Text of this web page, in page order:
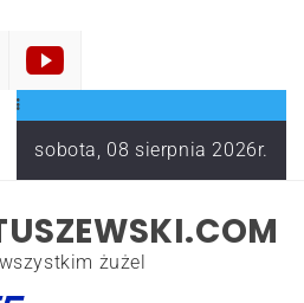
sobota, 08 sierpnia 2026r.
żużel